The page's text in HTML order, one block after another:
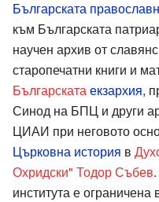
Българската
към Българската
научен архив от
старопечатни книги и
Българската екзархия,
Синод на БПЦ и други
ЦИАИ при неговото
Църковна история в
Охридски" Тодор Събев
института е ограничена